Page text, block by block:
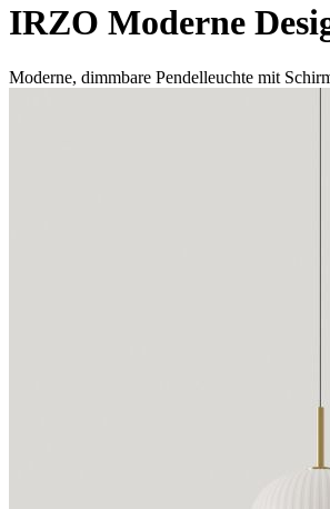
IRZO Moderne
Moderne, dimmbare Pendelleuchte mit